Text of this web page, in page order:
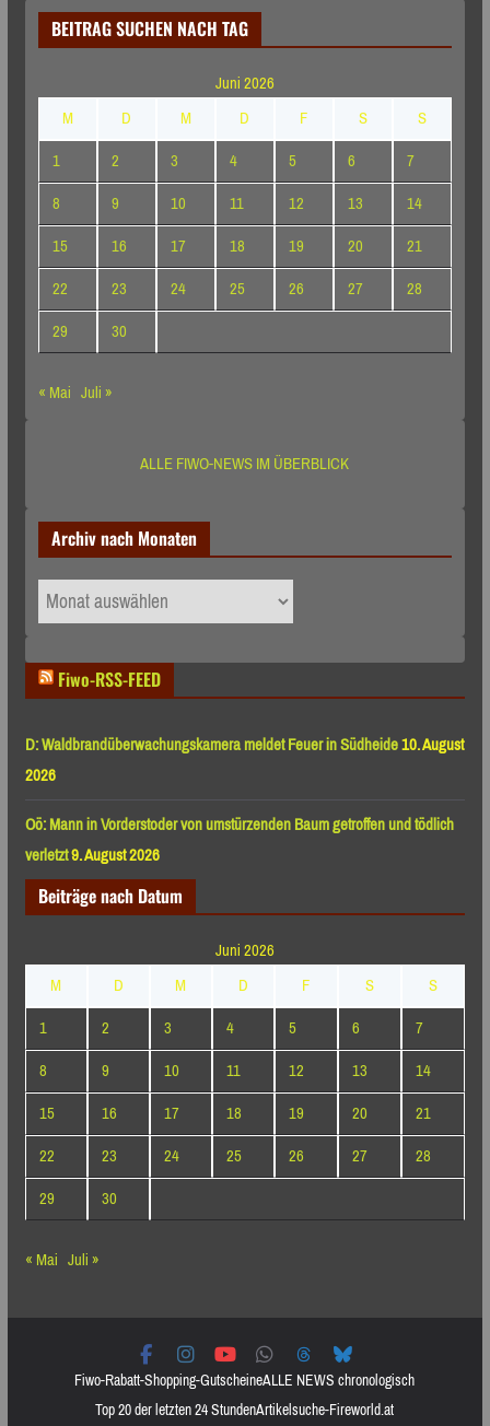
BEITRAG SUCHEN NACH TAG
Juni 2026
M
D M D F S
S
1
2 3 4 5 6
7
8
9 10 11 12 13
14
15
16 17 18 19 20
21
22
23 24 25 26 27
28
29
30
« Mai Juli »
ALLE FIWO-NEWS IM ÜBERBLICK
Archiv nach Monaten
Archiv
nach
Fiwo-RSS-FEED
D: Waldbrandüberwachungskamera meldet Feuer in Südheide10. August
2026
Oö: Mann in Vorderstoder von umstürzenden Baum getroffen und tödlich
verletzt9. August 2026
Beiträge nach Datum
Juni 2026
M
D M D F S
S
1
2 3 4 5 6
7
8
9 10 11 12 13
14
15
16 17 18 19 20
21
22
23 24 25 26 27
28
29
30
« Mai Juli »
Fiwo-Rabatt-Shopping-GutscheineALLE NEWS chronologisch
Top 20 der letzten 24 StundenArtikelsuche-Fireworld.at